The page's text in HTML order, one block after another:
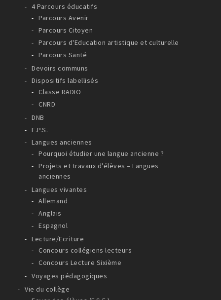
4 Parcours éducatifs
Parcours Avenir
Parcours Citoyen
Parcours d'Education artistique et culturelle
Parcours Santé
Devoirs communs
Dispositifs labellisés
Classe RADIO
CNRD
DNB
E.P.S.
Langues anciennes
Pourquoi étudier une langue ancienne ?
Projets et travaux d'élèves – Langues
anciennes
Langues vivantes
Allemand
Anglais
Espagnol
Lecture/Ecriture
Concours collégiens lecteurs
Concours Lecture Sixième
Voyages pédagogiques
Vie du collège